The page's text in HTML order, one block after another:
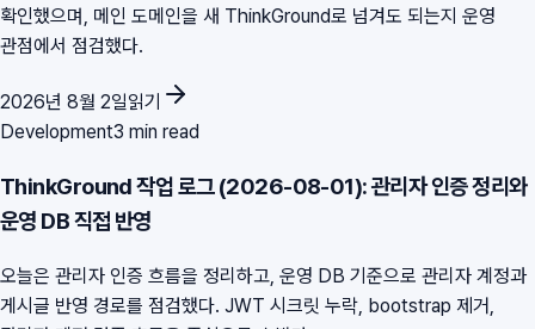
확인했으며, 메인 도메인을 새 ThinkGround로 넘겨도 되는지 운영
관점에서 점검했다.
2026년 8월 2일읽기
Development3 min read
ThinkGround 작업 로그 (2026-08-01): 관리자 인증 정리와
운영 DB 직접 반영
오늘은 관리자 인증 흐름을 정리하고, 운영 DB 기준으로 관리자 계정과
게시글 반영 경로를 점검했다. JWT 시크릿 누락, bootstrap 제거,